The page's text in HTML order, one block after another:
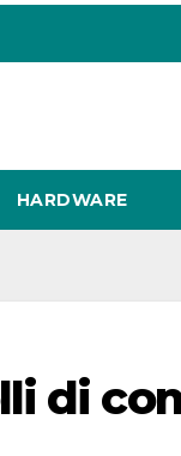
HARDWARE
di